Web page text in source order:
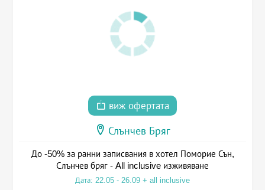
виж офертата
Слънчев Бряг
До -50% за ранни записвания в хотел Поморие Сън,
Слънчев бряг - All inclusive изживяване
Дата: 22.05 - 26.09 + all inclusive